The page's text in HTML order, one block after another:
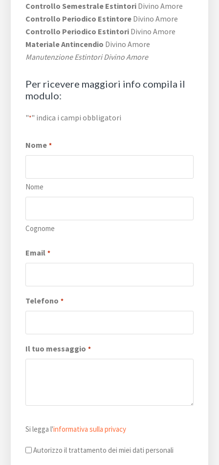
Controllo Semestrale Estintori Divino Amore
Controllo Periodico Estintore Divino Amore
Controllo Periodico Estintori Divino Amore
Materiale Antincendio Divino Amore
Manutenzione Estintori Divino Amore
Per ricevere maggiori info compila il
modulo:
"*" indica i campi obbligatori
Nome *
Nome
Cognome
Email *
Telefono *
Il tuo messaggio *
legga
l'informativa
Si legga l'informativa sulla privacy
Autorizzo il trattamento dei miei dati personali